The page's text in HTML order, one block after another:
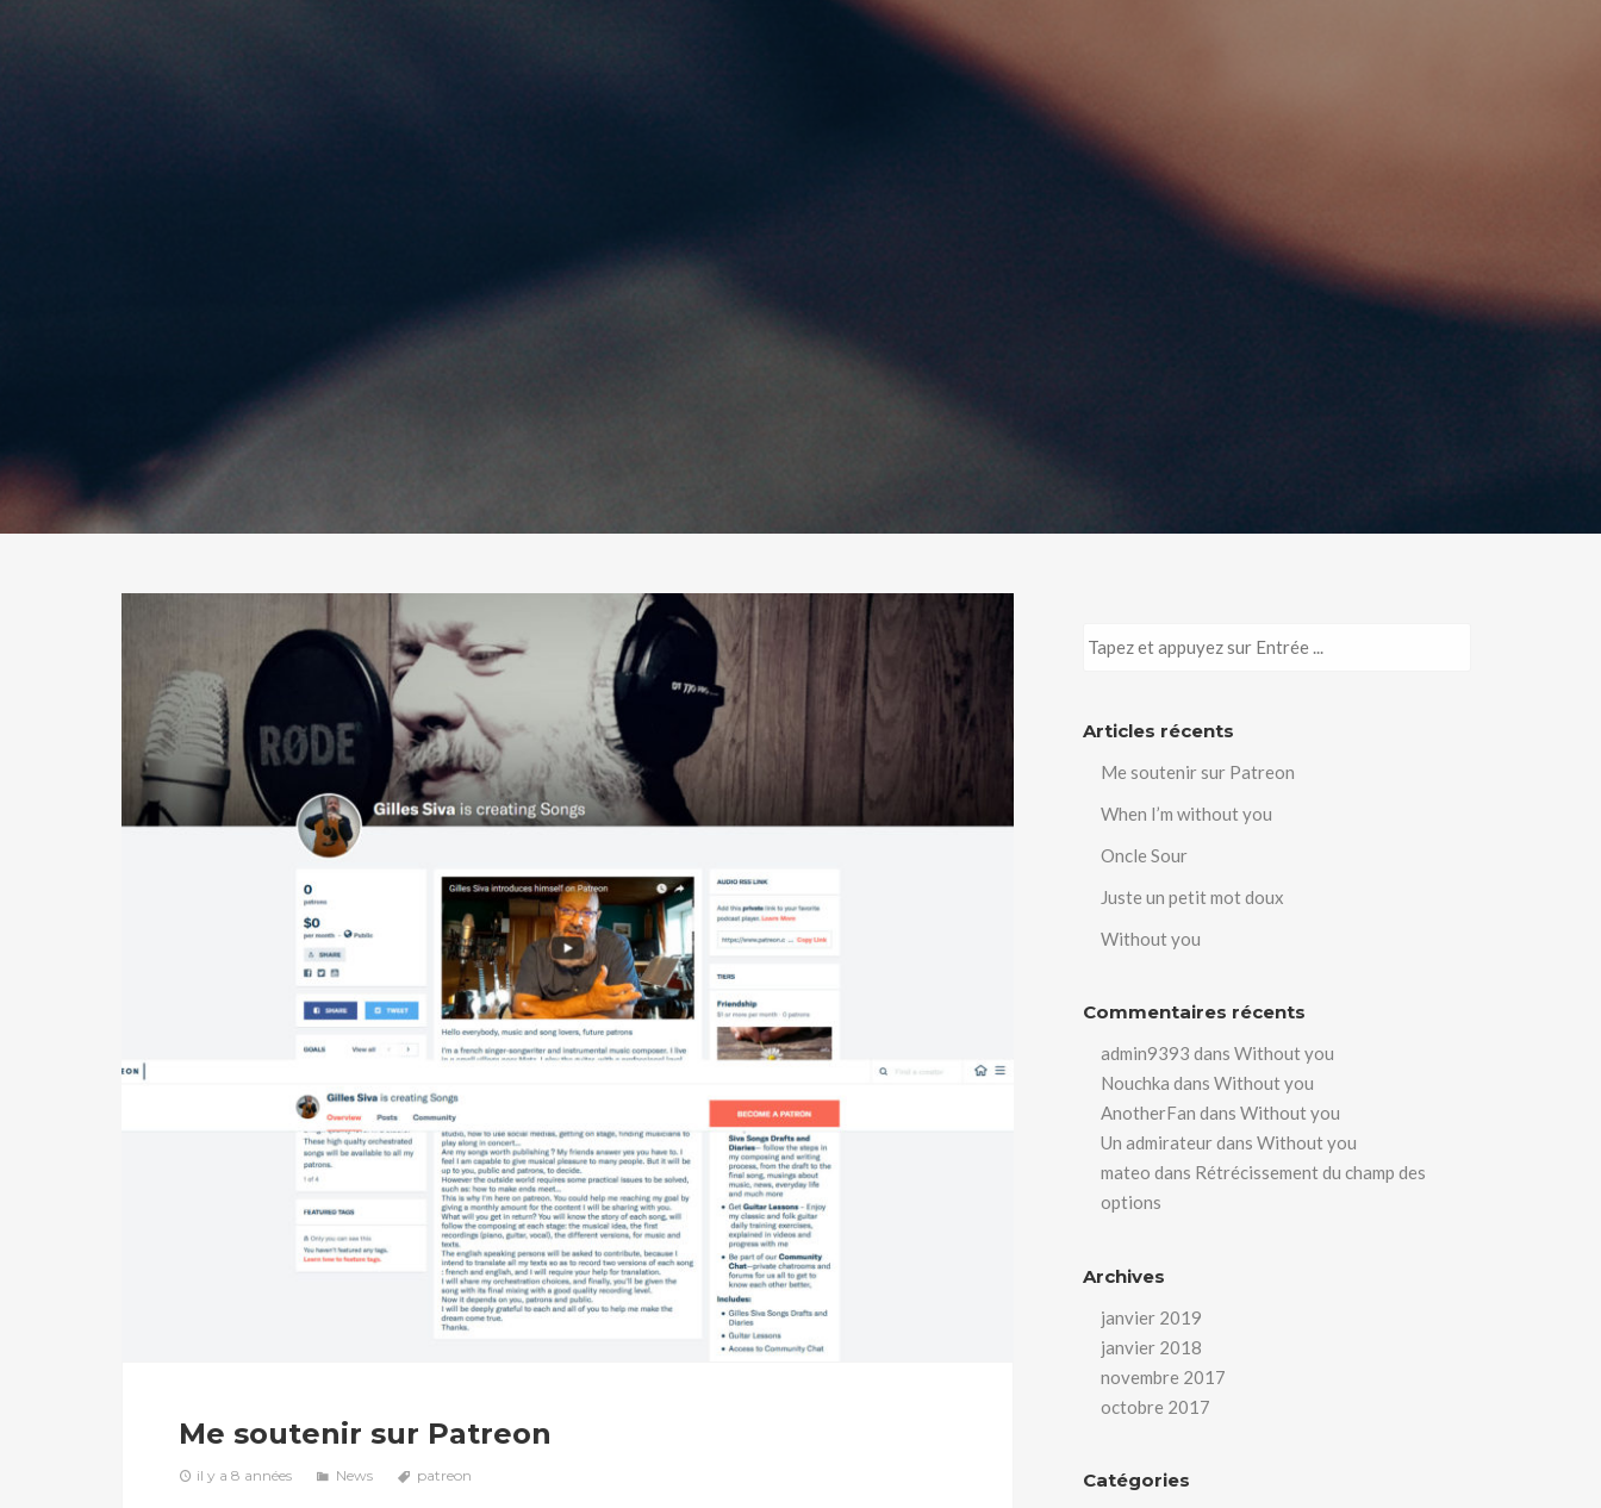
Me soutenir sur Patreon
il y a 8 années News patreon
Articles récents
Me soutenir sur Patreon
When I’m without you
Oncle Sour
Juste un petit mot doux
Without you
Commentaires récents
admin9393 dansWithout you
Nouchka dansWithout you
AnotherFan dansWithout you
Un admirateurdansWithout you
mateo dans Rétrécissement du champ des
options
Archives
janvier 2019
janvier 2018
novembre 2017
octobre 2017
Catégories